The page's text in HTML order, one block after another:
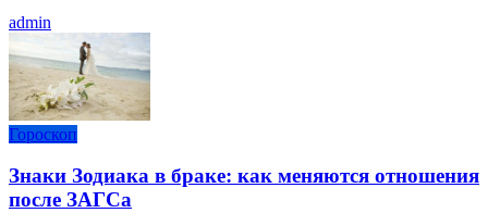
admin
Гороскоп
Знаки Зодиака в браке: как меняются отношения
после ЗАГСа